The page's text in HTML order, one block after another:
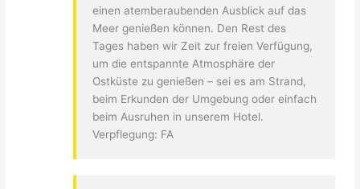
einen atemberaubenden Ausblick auf das
Meer genießen können. Den Rest des
Tages haben wir Zeit zur freien Verfügung,
um die entspannte Atmosphäre der
Ostküste zu genießen – sei es am Strand,
beim Erkunden der Umgebung oder einfach
beim Ausruhen in unserem Hotel.
Verpflegung: FA